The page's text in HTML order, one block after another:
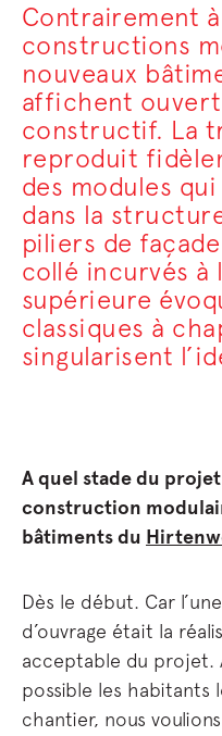
Contrairement
constructions
nouveaux
affichent
constructif. La
reproduit
des modules
dans la
piliers de
collé incurvés à
supérieure
classiques à
singularisent
A quel stade du
construction
bâtiments du
Dès le début. Car
d’ouvrage était la
acceptable du projet.
possible les habitants
chantier, nous